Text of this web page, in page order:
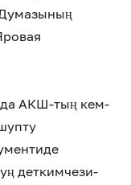
АКШ-тың кем-
деткимчези-